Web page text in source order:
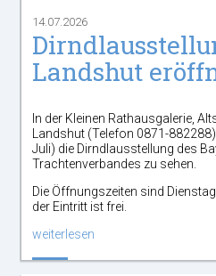
14.07.2026
Landshut
In der Kleinen Rathausgalerie,
Landshut (Telefon 0871-
Juli) die Dirndlausstellung des
Trachtenverbandes zu sehen.
Die Öffnungszeiten sind
der Eintritt ist frei.
weiterlesen